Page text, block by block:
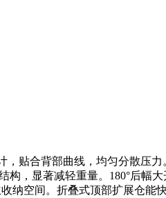
，贴合背部曲线，均匀分散压
，显著减轻重量。180°后幅
纳空间。折叠式顶部扩展仓能